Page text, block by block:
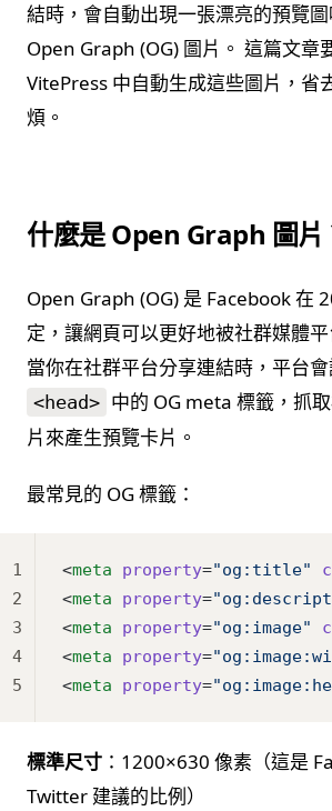
結時，會自動出現一張漂亮的預覽
Open Graph (OG) 圖片。 這篇文章
VitePress 中自動生成這些圖片，省
煩。
什麼是 Open Graph 圖片
Open Graph (OG) 是 Facebook 在
定，讓網頁可以更好地被社群媒體平
當你在社群平台分享連結時，平台
<head> 中的 OG meta 標籤，抓
片來產生預覽卡片。
最常見的 OG 標籤：
<meta property="og:title"
<meta property=
<meta property="og:image"
<meta property=
<meta property=
1
2
3
4
5
標準尺寸 ：1200×630 像素（這是
Twitter 建議的比例）